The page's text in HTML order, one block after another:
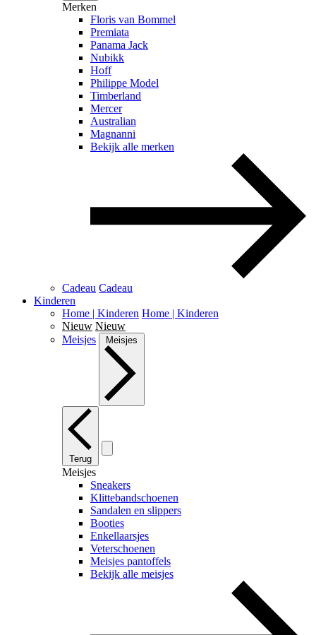
Merken
Floris van Bommel
Premiata
Panama Jack
Nubikk
Hoff
Philippe Model
Timberland
Mercer
Australian
Magnanni
Bekijk alle merken
Cadeau Cadeau
Kinderen
Home | Kinderen Home | Kinderen
Nieuw Nieuw
Meisjes
Meisjes
Terug
Meisjes
Sneakers
Klittebandschoenen
Sandalen en slippers
Booties
Enkellaarsjes
Veterschoenen
Meisjes pantoffels
Bekijk alle meisjes